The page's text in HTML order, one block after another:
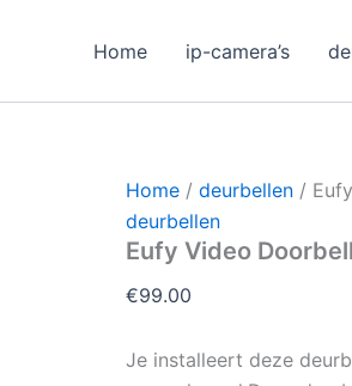
Home ip-camera’s
Home / deurbellen /
deurbellen
Eufy Video
€99.00
Je installeert deze